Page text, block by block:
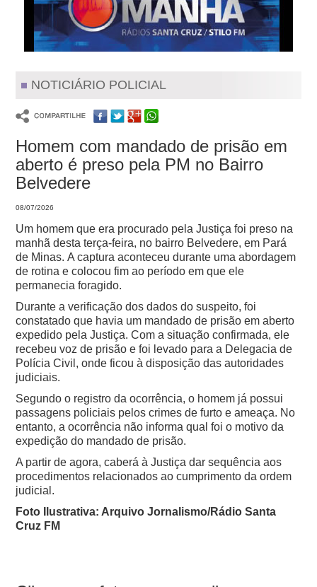
NOTICIÁRIO POLICIAL
Homem com mandado de prisão em
aberto é preso pela PM no Bairro
Belvedere
08/07/2026
Um homem que era procurado pela Justiça foi preso na
manhã desta terça-feira, no bairro Belvedere, em Pará
de Minas. A captura aconteceu durante uma abordagem
de rotina e colocou fim ao período em que ele
permanecia foragido.
Durante a verificação dos dados do suspeito, foi
constatado que havia um mandado de prisão em aberto
expedido pela Justiça. Com a situação confirmada, ele
recebeu voz de prisão e foi levado para a Delegacia de
Polícia Civil, onde ficou à disposição das autoridades
judiciais.
Segundo o registro da ocorrência, o homem já possui
passagens policiais pelos crimes de furto e ameaça. No
entanto, a ocorrência não informa qual foi o motivo da
expedição do mandado de prisão.
A partir de agora, caberá à Justiça dar sequência aos
procedimentos relacionados ao cumprimento da ordem
judicial.
Foto Ilustrativa: Arquivo Jornalismo/Rádio Santa
Cruz FM